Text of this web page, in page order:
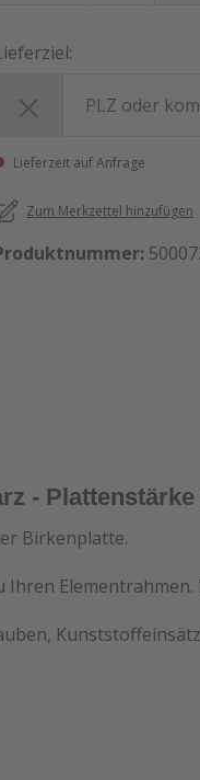
Lieferzeit auf Anfrage
Zum Merkzettel hinzufügen
-
Birkenplatte.